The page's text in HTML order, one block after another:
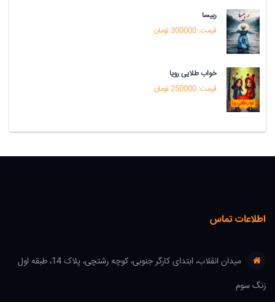
ربیسا
قیمت: 300000 تومان
خواب طلایی رویا
قیمت: 250000 تومان
اطلاعات تماس
میدان انقلاب، ابتدای کارگر جنوبی، کوچه رشتچی، پلاک 14، طبقه اول
زنگ سوم